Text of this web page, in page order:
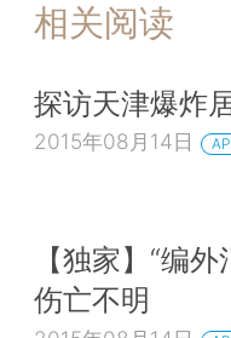
相关阅读
探访天津爆炸
2015年08月14日
【独家】“编
伤亡不明